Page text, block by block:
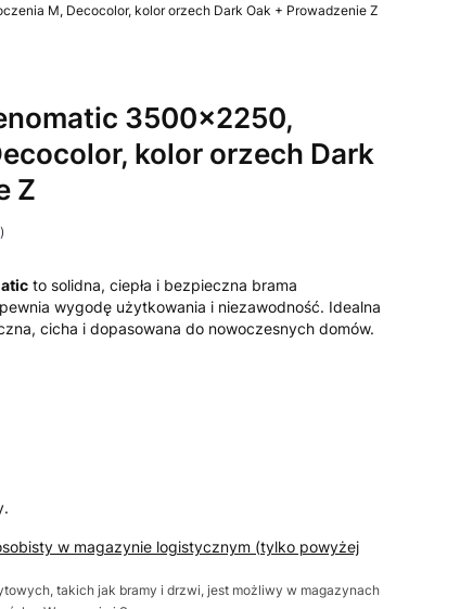
M, Decocolor, kolor orzech Dark Oak + Prowadzenie Z
3500x2250,
kolor orzech Dark
Z
to solidna, ciepła i bezpieczna brama
wygodę użytkowania i niezawodność. Idealna
cicha i dopasowana do nowoczesnych domów.
w magazynie logistycznym (tylko powyżej
takich jak bramy i drzwi, jest możliwy w magazynach